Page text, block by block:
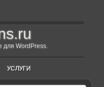
для WordPress.
УСЛУГИ